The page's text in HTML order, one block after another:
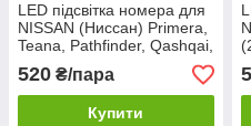
LED підсвітка номера для
NISSAN (Ниссан) Primera,
Teana, Pathfinder, Qashqai,
X-Trail, Juke, Versa,
Roguer 1/2/XL/3, Eclipse
520 ₴/пара
Купити